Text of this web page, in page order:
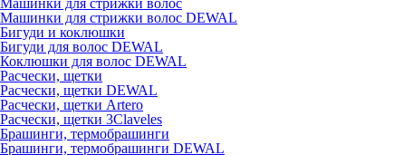
Машинки для стрижки волос
Машинки для стрижки волос DEWAL
Бигуди и коклюшки
Бигуди для волос DEWAL
Коклюшки для волос DEWAL
Расчески, щетки
Расчески, щетки DEWAL
Расчески, щетки Artero
Расчески, щетки 3Claveles
Брашинги, термобрашинги
Брашинги, термобрашинги DEWAL